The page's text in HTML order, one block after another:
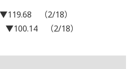
（2/18）
（2/18）